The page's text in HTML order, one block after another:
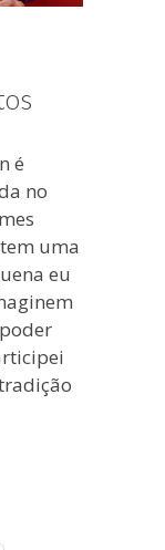
é
no
uma
eu